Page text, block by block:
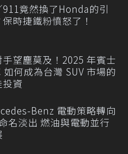
911竟然換了Honda的引
時捷鐵粉憤怒了！
手望塵莫及！2025 年賓士
如何成為台灣 SUV 市場的
投資
Benz 電動策略轉向
名淡出 燃油與電動並行